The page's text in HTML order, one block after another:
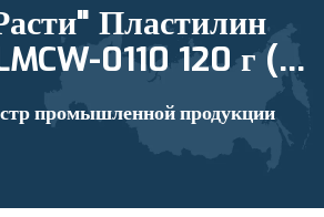
Пластилин
) 10 цв.
номер 10335422
промышленной продукции